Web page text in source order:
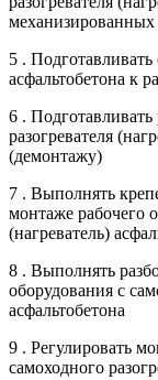
механизированных
5 . Подготавливать
асфальтобетона к
6 . Подготавливать
разогревателя
(демонтажу)
7 . Выполнять
монтаже рабочего
(нагреватель)
8 . Выполнять
оборудования с
асфальтобетона
9 . Регулировать
самоходного